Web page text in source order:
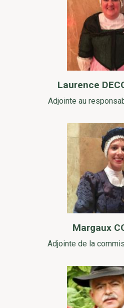
Laurence
Adjointe au
Margaux
Adjointe de la